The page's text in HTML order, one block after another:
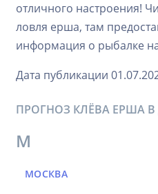
отличного настроения!
ловля ерша, там
информация о рыбалке
Дата публикации
ПРОГНОЗ КЛЁВА ЕРША
М
МОСКВА